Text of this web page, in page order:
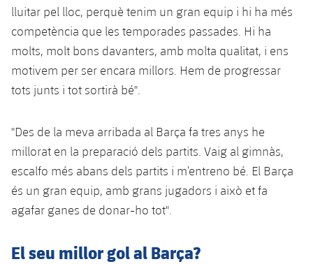
lluitar pel lloc, perquè tenim un gran equip i hi ha més
competència que les temporades passades. Hi ha
molts, molt bons davanters, amb molta qualitat, i ens
motivem per ser encara millors. Hem de progressar
tots junts i tot sortirà bé".
"Des de la meva arribada al Barça fa tres anys he
millorat en la preparació dels partits. Vaig al gimnàs,
escalfo més abans dels partits i m’entreno bé. El Barça
és un gran equip, amb grans jugadors i això et fa
agafar ganes de donar-ho tot".
El seu millor gol al Barça?